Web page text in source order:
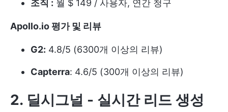
조직 : 월 $ 149 / 사용자, 연간 청구
Apollo.io 평가 및 리뷰
G2: 4.8/5 (6300개 이상의 리뷰)
Capterra: 4.6/5 (300개 이상의 리뷰)
2. 딜시그널 - 실시간 리드 생성